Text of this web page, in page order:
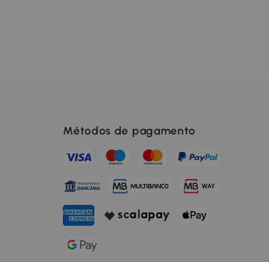
Métodos de pagamento